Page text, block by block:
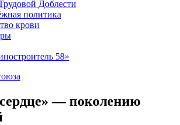
Доблести
политика
крови
58»
— поколению